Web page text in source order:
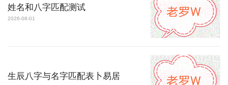
姓名和八字匹配测试
2026-08-01
生辰八字与名字匹配表卜易居